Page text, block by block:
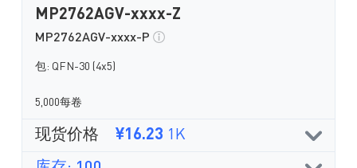
MP2762AGV-xxxx-Z
MP2762AGV-xxxx-P
包: QFN-30 (4x5)
5,000每卷
现货价格 ¥16.23 1K